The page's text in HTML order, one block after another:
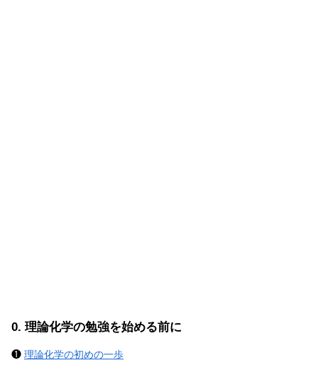
0. 理論化学の勉強を始める前に
❶ 理論化学の初めの一歩